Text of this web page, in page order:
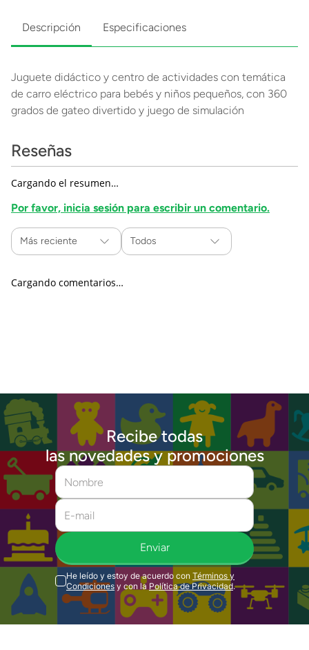
Descripción Especificaciones
Juguete didáctico y centro de actividades con temática
de carro eléctrico para bebés y niños pequeños, con 360
grados de gateo divertido y juego de simulación
Reseñas
Cargando el resumen…
Por favor, inicia sesión para escribir un comentario.
Más reciente Todos
Cargando comentarios…
Recibe todas
las novedades y promociones
Enviar
He leído y estoy de acuerdo con Términos y
Condiciones y con la Política de Privacidad.